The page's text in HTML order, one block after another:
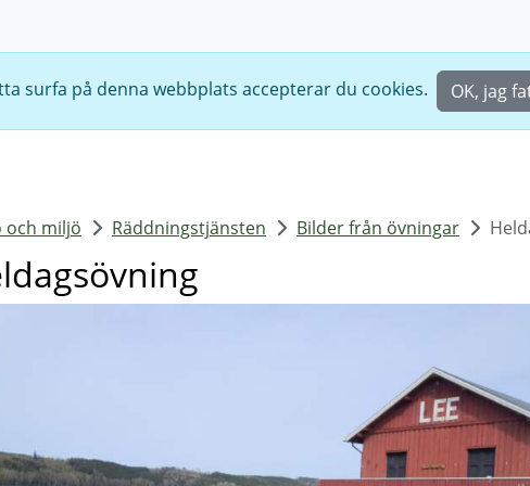
surfa på denna webbplats accepterar du cookies. OK, jag
och miljö Räddningstjänsten Bilder från övningar